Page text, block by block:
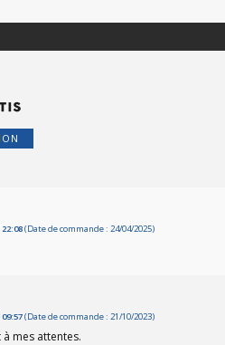
(Date de commande : 24/04/2025)
(Date de commande : 21/10/2023)
mes attentes.